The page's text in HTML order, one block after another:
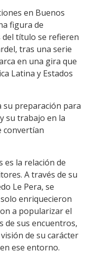
en Buenos
figura de
del título se refieren
tras una serie
en una gira que
Latina y Estados
su preparación para
su trabajo en la
convertían
es la relación de
A través de su
Le Pera, se
enriquecieron
a popularizar el
de sus encuentros,
de su carácter
ese entorno.